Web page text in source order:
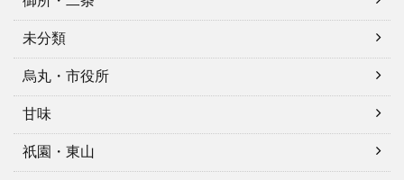
未分類
烏丸・市役所
甘味
祇園・東山